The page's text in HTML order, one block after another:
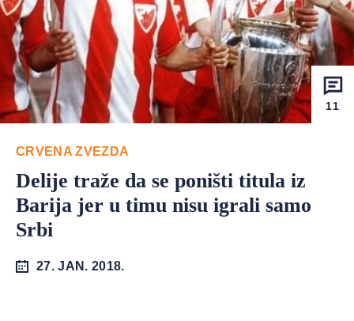
11
CRVENA ZVEZDA
Delije traže da se poništi titula iz
Barija jer u timu nisu igrali samo
Srbi
27. JAN. 2018.